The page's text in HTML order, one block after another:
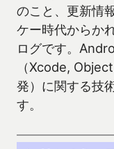
のこと、更新情
ケー時代からか
ログです。
（Xcode,
発）に関する技
す。